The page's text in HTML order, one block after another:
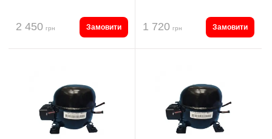
2 450 грн Замовити 1 720 грн Замовити